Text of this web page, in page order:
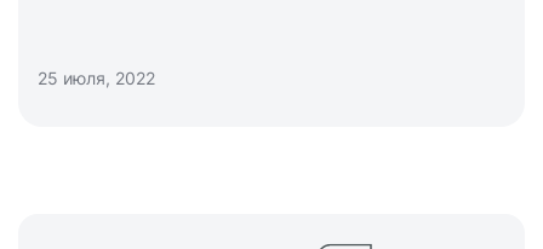
2022. Учитывая важность мероприятия для
индустрии гостеприимства, компания Bnovo
25 июля, 2022